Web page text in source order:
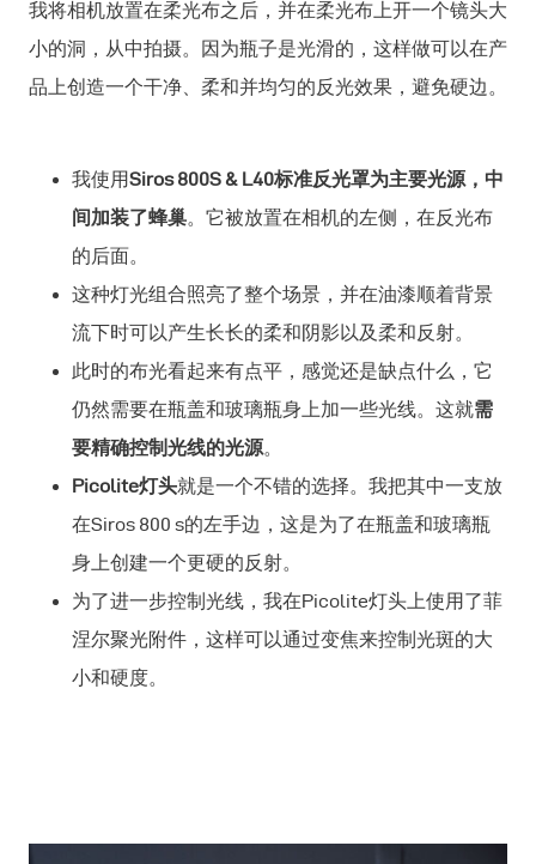
我将相机放置在柔光布之后，并在柔光布上开一个镜头大
小的洞，从中拍摄。因为瓶子是光滑的，这样做可以在产
品上创造一个干净、柔和并均匀的反光效果，避免硬边。
我使用Siros 800S & L40标准反光罩为主要光源，中
间加装了蜂巢。它被放置在相机的左侧，在反光布
的后面。
这种灯光组合照亮了整个场景，并在油漆顺着背景
流下时可以产生长长的柔和阴影以及柔和反射。
此时的布光看起来有点平，感觉还是缺点什么，它
仍然需要在瓶盖和玻璃瓶身上加一些光线。这就需
要精确控制光线的光源。
Picolite灯头就是一个不错的选择。我把其中一支放
在Siros 800 s的左手边，这是为了在瓶盖和玻璃瓶
身上创建一个更硬的反射。
为了进一步控制光线，我在Picolite灯头上使用了菲
涅尔聚光附件，这样可以通过变焦来控制光斑的大
小和硬度。